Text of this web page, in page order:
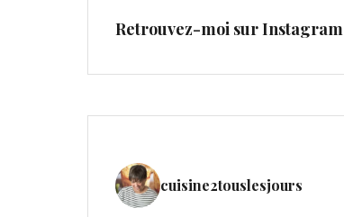
Retrouvez-moi sur Instagram
cuisine2touslesjours